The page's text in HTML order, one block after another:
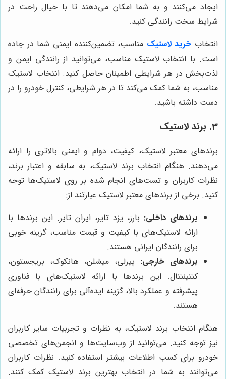
ایجاد می‌کنند و به شما امکان می‌دهند تا با خیال راحت در
شرایط سخت رانندگی کنید.
انتخاب خرید لاستیک مناسب، تضمین‌کننده ایمنی شما در جاده
است. با انتخاب لاستیک مناسب، می‌توانید از رانندگی ایمن و
لذت‌بخش در هر شرایطی اطمینان حاصل کنید. انتخاب لاستیک
مناسب، به شما کمک می‌کند تا در هر شرایطی، کنترل خودرو را در
دست داشته باشید.
3. برند لاستیک
برندهای معتبر لاستیک، کیفیت، دوام و ایمنی بالاتری را ارائه
می‌دهند. هنگام انتخاب برند لاستیک، به سابقه و اعتبار برند،
نظرات کاربران و تست‌های انجام شده بر روی لاستیک‌ها توجه
کنید. برخی از برندهای معتبر لاستیک عبارتند از:
برندهای داخلی: بارز، یزد تایر، ایران تایر. این برندها با
ارائه لاستیک‌های با کیفیت و قیمت مناسب، گزینه خوبی
برای رانندگان ایرانی هستند.
برندهای خارجی: پیرلی، میشلن، هانکوک، بریجستون،
کنتیننتال. این برندها با ارائه لاستیک‌های با فناوری
پیشرفته و عملکرد بالا، گزینه ایده‌آلی برای رانندگان حرفه‌ای
هستند.
هنگام انتخاب برند لاستیک، به نظرات و تجربیات سایر کاربران
نیز توجه کنید. می‌توانید از وب‌سایت‌ها و انجمن‌های تخصصی
خودرو برای کسب اطلاعات بیشتر استفاده کنید. نظرات کاربران
می‌توانند به شما در انتخاب بهترین برند لاستیک کمک کنند.